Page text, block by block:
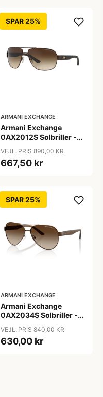
SPAR 25%
ARMANI EXCHANGE
Armani Exchange
0AX2012S Solbriller -
VEJL. PRIS 890,00 KR
667,50 kr
SPAR 25%
ARMANI EXCHANGE
Armani Exchange
0AX2034S Solbriller -
VEJL. PRIS 840,00 KR
630,00 kr